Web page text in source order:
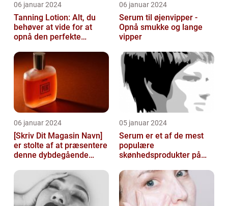
06 januar 2024
Tanning Lotion: Alt, du
behøver at vide for at
opnå den perfekte
06 januar 2024
Serum til øjenvipper -
Opnå smukke og lange
vipper
06 januar 2024
[Skriv Dit Magasin Navn]
er stolte af at præsentere
denne dybdegående
05 januar 2024
Serum er et af de mest
populære
skønhedsprodukter på
ansigt er en vigtig de...